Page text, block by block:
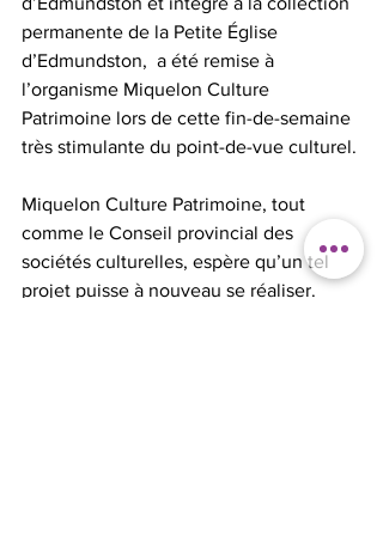
permanente de la Petite Église
d’Edmundston,  a été remise à
l’organisme Miquelon Culture
Patrimoine lors de cette fin-de-semaine
très stimulante du point-de-vue culturel.
Miquelon Culture Patrimoine, tout
comme le Conseil provincial des
sociétés culturelles, espère qu’un tel
projet puisse à nouveau se réaliser.